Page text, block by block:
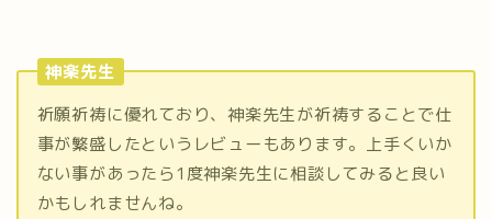
神楽先生
祈願祈祷に優れており、神楽先生が祈祷することで仕
事が繁盛したというレビューもあります。上手くいか
ない事があったら1度神楽先生に相談してみると良い
かもしれませんね。